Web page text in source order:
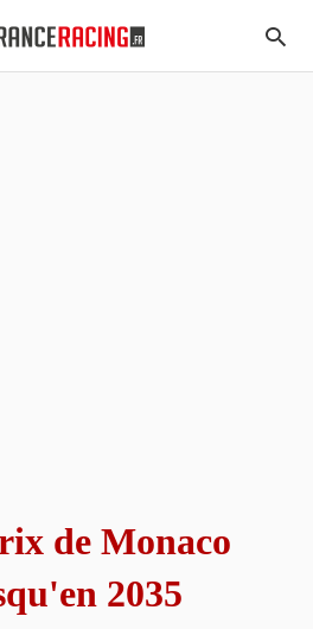
de Monaco
2035